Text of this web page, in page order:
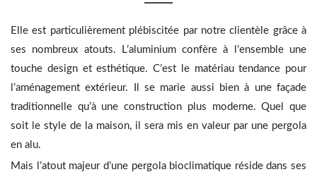
Elle est particulièrement plébiscitée par notre clientèle grâce à
ses nombreux atouts. L’aluminium confère à l’ensemble une
touche design et esthétique. C’est le matériau tendance pour
l’aménagement extérieur. Il se marie aussi bien à une façade
traditionnelle qu’à une construction plus moderne. Quel que
soit le style de la maison, il sera mis en valeur par une pergola
en alu.
Mais l’atout majeur d’une pergola bioclimatique réside dans ses